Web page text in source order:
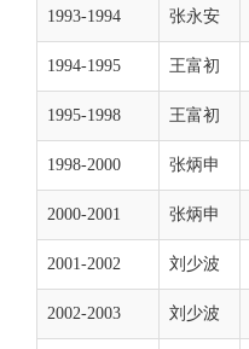
1993-1994 张永安
1994-1995 王富初
1995-1998 王富初
1998-2000 张炳申
2000-2001 张炳申
2001-2002 刘少波
2002-2003 刘少波